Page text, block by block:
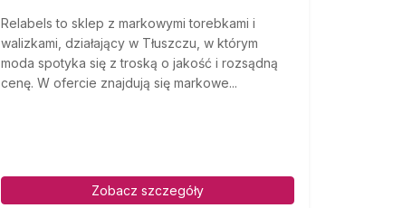
Relabels to sklep z markowymi torebkami i
walizkami, działający w Tłuszczu, w którym
moda spotyka się z troską o jakość i rozsądną
cenę. W ofercie znajdują się markowe...
Zobacz szczegóły